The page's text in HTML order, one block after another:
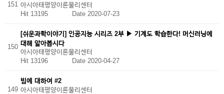
151 아시아태평양이론물리센터
Hit 13195 Date 2020-07-23
150
[쉬운과학이야기] 인공지능 시리즈 2부 ▶ 기계도 학습한다! 머신러닝에
대해 알아봅시다
아시아태평양이론물리센터
Hit 13196
Date 2020-04-27
149
빔에 대하여 #2
아시아태평양이론물리센터